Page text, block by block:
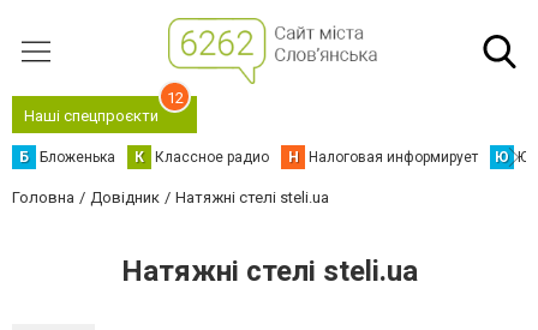
Наші спецпроєкти
12
Б Бложенька К Классное радио Н Налоговая информирует Ю
Головна Довідник Натяжні стелі steli.ua
Натяжні стелі steli.ua